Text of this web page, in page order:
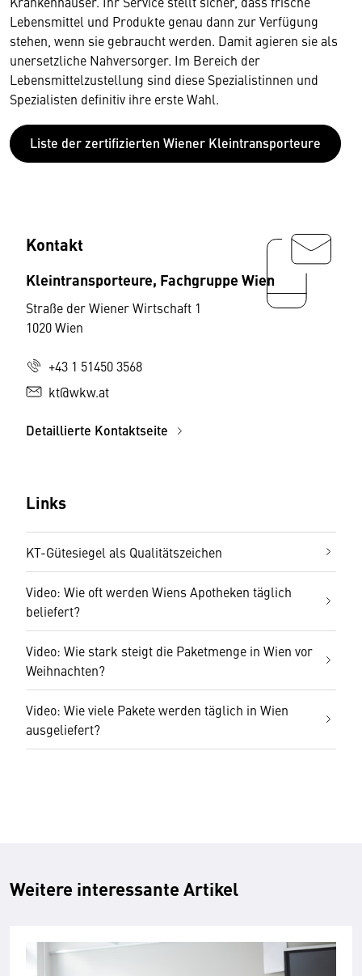
Lebensmittel und Produkte genau dann zur Verfügung
stehen, wenn sie gebraucht werden. Damit agieren sie als
unersetzliche Nahversorger. Im Bereich der
Lebensmittelzustellung sind diese Spezialistinnen und
Spezialisten definitiv ihre erste Wahl.
Liste der zertifizierten Wiener Kleintransporteure
Kontakt
Kleintransporteure, Fachgruppe Wien
Straße der Wiener Wirtschaft 1
1020 Wien
+43 1 51450 3568
kt@wkw.at
Detaillierte Kontaktseite
Links
KT-Gütesiegel als Qualitätszeichen
Video: Wie oft werden Wiens Apotheken täglich
beliefert?
Video: Wie stark steigt die Paketmenge in Wien vor
Weihnachten?
Video: Wie viele Pakete werden täglich in Wien
ausgeliefert?
Weitere interessante Artikel